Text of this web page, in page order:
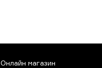
Онлайн магазин